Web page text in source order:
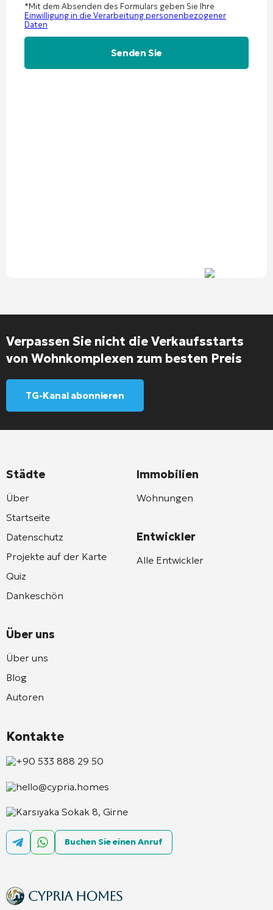
*Mit dem Absenden des Formulars geben Sie Ihre
Einwilligung in die Verarbeitung personenbezogener
Daten
Verpassen Sie nicht die Verkaufsstarts
von Wohnkomplexen zum besten Preis
TG-Kanal abonnieren
Städte
Über
Startseite
Datenschutz
Projekte auf der Karte
Quiz
Dankeschön
Über uns
Über uns
Blog
Autoren
Immobilien
Wohnungen
Entwickler
Alle Entwickler
Kontakte
+90 533 888 29 50
hello@cypria.homes
Karsıyaka Sokak 8, Girne
Buchen Sie einen Anruf